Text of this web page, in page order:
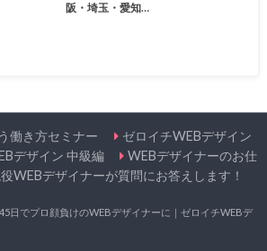
阪・埼玉・愛知…
働き方セミナー
ゼロイチWEBデザイン
デザイン 中級編
WEBデザイナーのお仕
WEBデザイナーが質問にお答えします！
日でプロ顔負けのWEBデザイナーに｜ゼロイチWEBデ